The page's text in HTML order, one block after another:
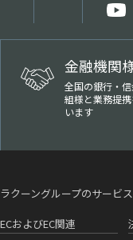
金融機関
全国の銀行・
組様と業務提
います
ラクーングループのサービス
ECおよびEC関連